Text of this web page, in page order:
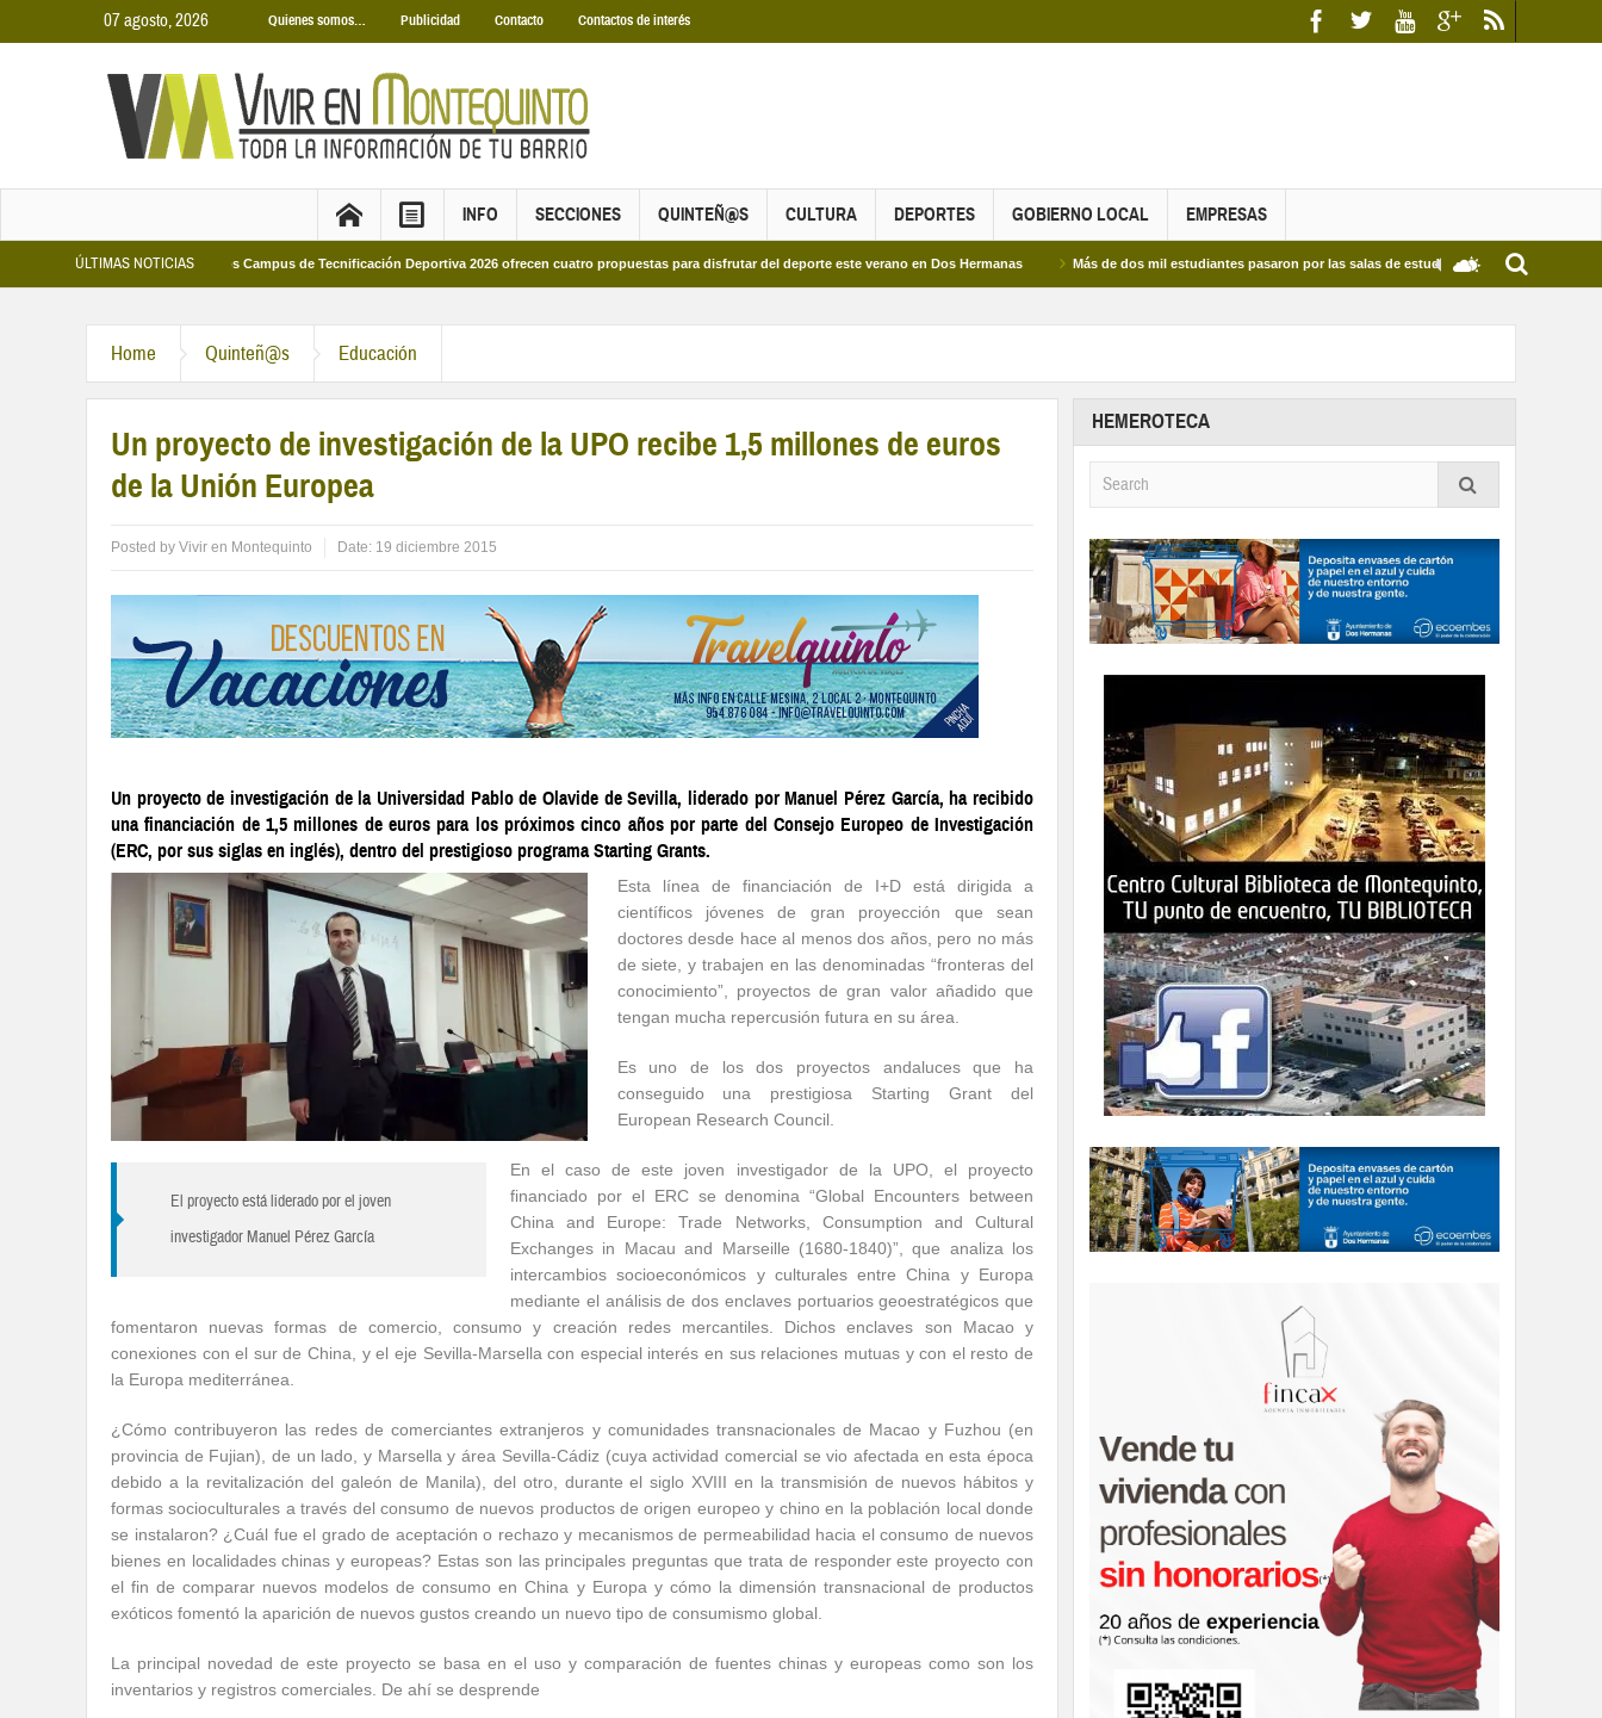
07 agosto, 2026 Quienes somos… Publicidad Contacto Contactos de interés
INFO SECCIONES QUINTEÑ@S CULTURA DEPORTES GOBIERNO LOCAL EMPRESAS
ÚLTIMAS NOTICIAS
2026 Los Campus de Tecnificación Deportiva 2026 ofrecen cuatro propuestas para disfrutar del deporte este verano en Dos Hermanas Más de dos mil estudiantes pasaron por las salas de estudio de las Bibliotecas Municipales y
Home Quinteñ@s Educación
Un proyecto de investigación de la UPO recibe 1,5 millones de euros
de la Unión Europea
Posted by Vivir en Montequinto Date: 19 diciembre 2015
Un proyecto de investigación de la Universidad Pablo de Olavide de Sevilla, liderado por Manuel Pérez García, ha recibido
una financiación de 1,5 millones de euros para los próximos cinco años por parte del Consejo Europeo de Investigación
(ERC, por sus siglas en inglés), dentro del prestigioso programa Starting Grants.
Esta línea de financiación de I+D está dirigida a
científicos jóvenes de gran proyección que sean
doctores desde hace al menos dos años, pero no más
de siete, y trabajen en las denominadas “fronteras del
conocimiento”, proyectos de gran valor añadido que
tengan mucha repercusión futura en su área.
Es uno de los dos proyectos andaluces que ha
conseguido una prestigiosa Starting Grant del
European Research Council.
El proyecto está liderado por el joven
investigador Manuel Pérez García
En el caso de este joven investigador de la UPO, el proyecto
financiado por el ERC se denomina “Global Encounters between
China and Europe: Trade Networks, Consumption and Cultural
Exchanges in Macau and Marseille (1680-1840)”, que analiza los
intercambios socioeconómicos y culturales entre China y Europa
mediante el análisis de dos enclaves portuarios geoestratégicos que
fomentaron nuevas formas de comercio, consumo y creación redes mercantiles. Dichos enclaves son Macao y
conexiones con el sur de China, y el eje Sevilla-Marsella con especial interés en sus relaciones mutuas y con el resto de
la Europa mediterránea.
¿Cómo contribuyeron las redes de comerciantes extranjeros y comunidades transnacionales de Macao y Fuzhou (en
provincia de Fujian), de un lado, y Marsella y área Sevilla-Cádiz (cuya actividad comercial se vio afectada en esta época
debido a la revitalización del galeón de Manila), del otro, durante el siglo XVIII en la transmisión de nuevos hábitos y
formas socioculturales a través del consumo de nuevos productos de origen europeo y chino en la población local donde
se instalaron? ¿Cuál fue el grado de aceptación o rechazo y mecanismos de permeabilidad hacia el consumo de nuevos
bienes en localidades chinas y europeas? Estas son las principales preguntas que trata de responder este proyecto con
el fin de comparar nuevos modelos de consumo en China y Europa y cómo la dimensión transnacional de productos
exóticos fomentó la aparición de nuevos gustos creando un nuevo tipo de consumismo global.
La principal novedad de este proyecto se basa en el uso y comparación de fuentes chinas y europeas como son los
inventarios y registros comerciales. De ahí se desprende
HEMEROTECA